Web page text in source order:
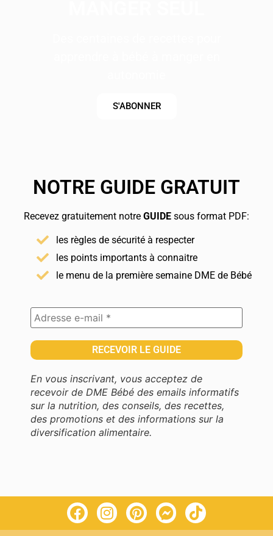
S'ABONNER
NOTRE GUIDE GRATUIT
Recevez gratuitement notre GUIDE sous format PDF:
les règles de sécurité à respecter
les points importants à connaitre
le menu de la première semaine DME de Bébé
En vous inscrivant, vous acceptez de
recevoir de DME Bébé des emails informatifs
sur la nutrition, des conseils, des recettes,
des promotions et des informations sur la
diversification alimentaire.